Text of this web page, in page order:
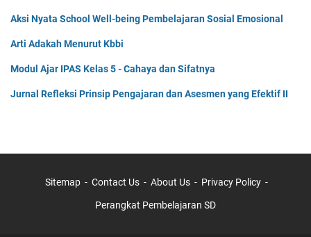
Aksi Nyata School Well-being Pembelajaran Sosial Emosional
Arti Adakah Menurut Kbbi
Modul Ajar IPAS Kelas 5 - Cahaya dan Sifatnya
Jurnal Refleksi Prinsip Pengajaran dan Asesmen yang Efektif II
Sitemap Contact Us About Us Privacy Policy
Perangkat Pembelajaran SD